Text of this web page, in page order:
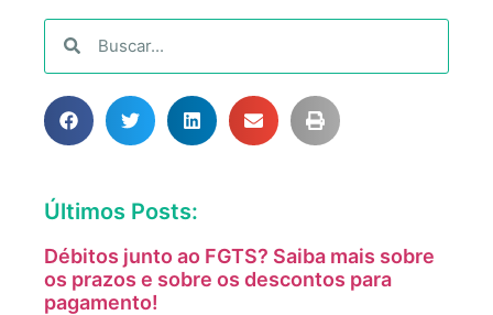
Últimos Posts:
Débitos junto ao FGTS? Saiba mais sobre
os prazos e sobre os descontos para
pagamento!